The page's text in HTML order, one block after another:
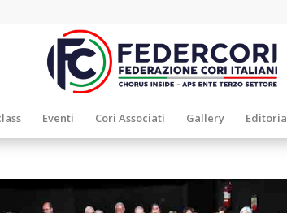
Eventi Cori Associati Gallery Editoria